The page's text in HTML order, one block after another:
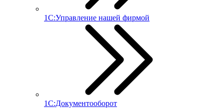
1С:Управление нашей фирмой
1С:Документооборот